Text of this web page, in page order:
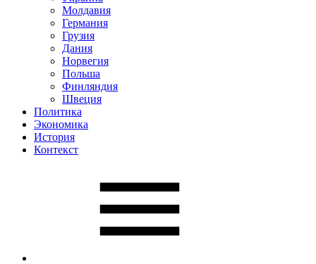
Молдавия
Германия
Грузия
Дания
Норвегия
Польша
Финляндия
Швеция
Политика
Экономика
История
Контекст